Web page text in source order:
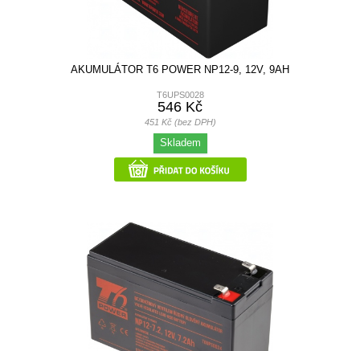
AKUMULÁTOR T6 POWER NP12-9, 12V, 9AH
T6UPS0028
546 Kč
451 Kč (bez DPH)
Skladem